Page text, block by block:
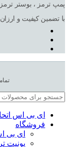
پمپ ترمز ، بوستر
با تضمین کیفیت و
ای بی اس
فروشگاه
ای بی
یونیت